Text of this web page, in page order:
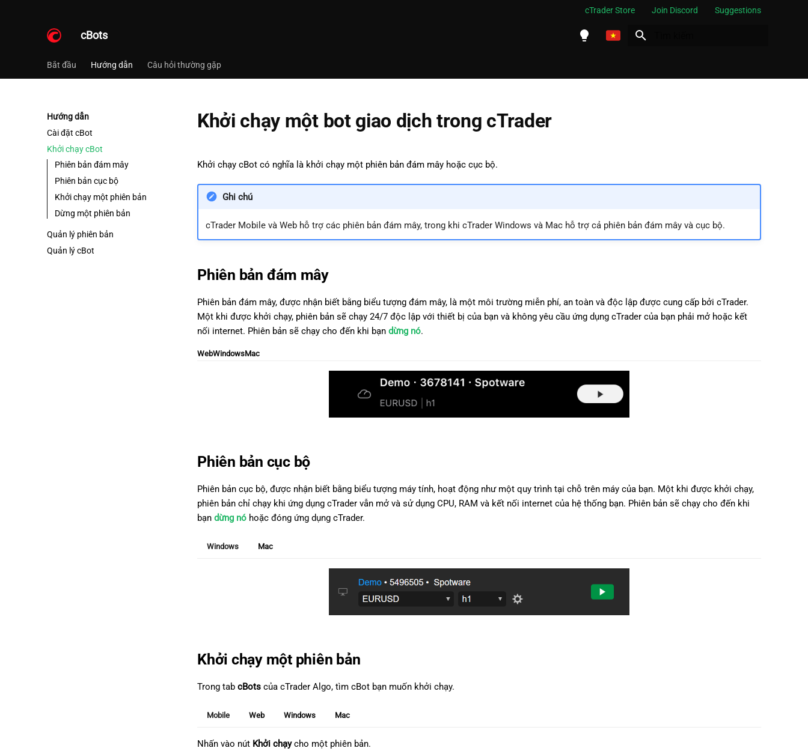
cTrader Store Join Discord Suggestions
cBots
한국어
Deutsch
Français
Русский
Bắt đầu Hướng dẫn Câu hỏi thường gặp
Hướng dẫn
Cài đặt cBot
Khởi chạy cBot
Phiên bản đám mây
Phiên bản cục bộ
Khởi chạy một phiên bản
Dừng một phiên bản
Quản lý phiên bản
Quản lý cBot
Khởi chạy một bot giao dịch trong cTrader
Khởi chạy cBot có nghĩa là khởi chạy một phiên bản đám mây hoặc cục bộ.
Ghi chú
cTrader Mobile và Web hỗ trợ các phiên bản đám mây, trong khi cTrader Windows và Mac hỗ trợ cả phiên bản đám mây và cục bộ.
Phiên bản đám mây
Phiên bản đám mây, được nhận biết bằng biểu tượng đám mây, là một môi trường miễn phí, an toàn và độc lập được cung cấp bởi cTrader.
Một khi được khởi chạy, phiên bản sẽ chạy 24/7 độc lập với thiết bị của bạn và không yêu cầu ứng dụng cTrader của bạn phải mở hoặc kết
nối internet. Phiên bản sẽ chạy cho đến khi bạn dừng nó.
WebWindowsMac
Phiên bản cục bộ
Phiên bản cục bộ, được nhận biết bằng biểu tượng máy tính, hoạt động như một quy trình tại chỗ trên máy của bạn. Một khi được khởi chạy,
phiên bản chỉ chạy khi ứng dụng cTrader vẫn mở và sử dụng CPU, RAM và kết nối internet của hệ thống bạn. Phiên bản sẽ chạy cho đến khi
bạn dừng nó hoặc đóng ứng dụng cTrader.
Windows Mac
Khởi chạy một phiên bản
Trong tab cBots của cTrader Algo, tìm cBot bạn muốn khởi chạy.
Mobile Web Windows Mac
Nhấn vào nút Khởi chạycho một phiên bản.